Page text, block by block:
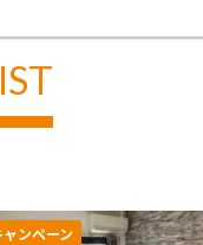
ンペーン